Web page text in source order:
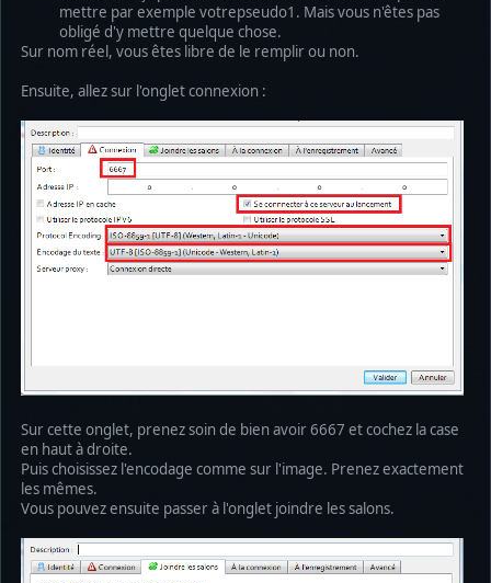
mettre par exemple votrepseudo1. Mais vous n'êtes pas
obligé d'y mettre quelque chose.
Sur nom réel, vous êtes libre de le remplir ou non.
Ensuite, allez sur l'onglet connexion :
Sur cette onglet, prenez soin de bien avoir 6667 et cochez la case
en haut à droite.
Puis choisissez l'encodage comme sur l'image. Prenez exactement
les mêmes.
Vous pouvez ensuite passer à l'onglet joindre les salons.